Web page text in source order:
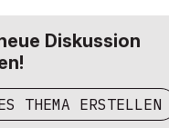
Diskussion
THEMA ERSTELLEN